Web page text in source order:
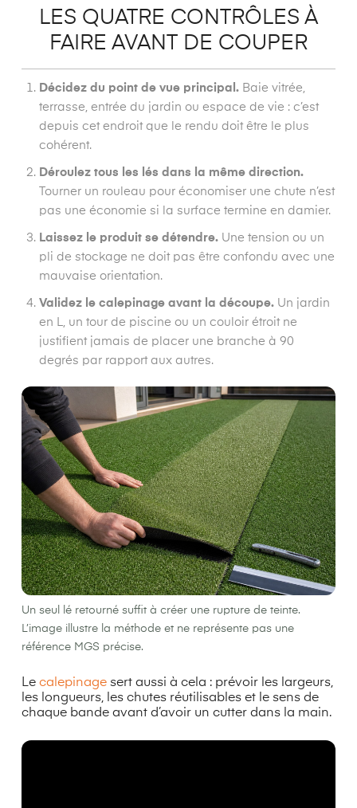
LES QUATRE CONTRÔLES À
FAIRE AVANT DE COUPER
Décidez du point de vue principal. Baie vitrée,
terrasse, entrée du jardin ou espace de vie : c’est
depuis cet endroit que le rendu doit être le plus
cohérent.
Déroulez tous les lés dans la même direction.
Tourner un rouleau pour économiser une chute n’est
pas une économie si la surface termine en damier.
Laissez le produit se détendre. Une tension ou un
pli de stockage ne doit pas être confondu avec une
mauvaise orientation.
Validez le calepinage avant la découpe. Un jardin
en L, un tour de piscine ou un couloir étroit ne
justifient jamais de placer une branche à 90
degrés par rapport aux autres.
Un seul lé retourné suffit à créer une rupture de teinte.
L’image illustre la méthode et ne représente pas une
référence MGS précise.
Le calepinage sert aussi à cela : prévoir les largeurs,
les longueurs, les chutes réutilisables et le sens de
chaque bande avant d’avoir un cutter dans la main.